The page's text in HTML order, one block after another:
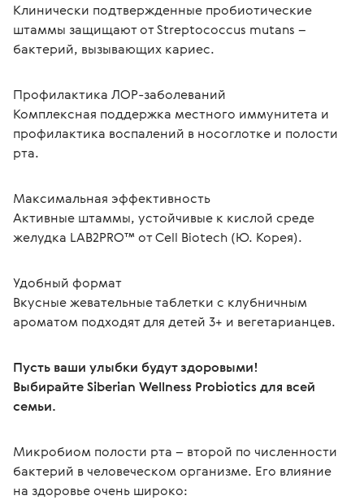
Клинически подтвержденные пробиотические
штаммы защищают от Streptococcus mutans –
бактерий, вызывающих кариес.
Профилактика ЛОР-заболеваний
Комплексная поддержка местного иммунитета и
профилактика воспалений в носоглотке и полости
рта.
Максимальная эффективность
Активные штаммы, устойчивые к кислой среде
желудка LAB2PRO™ от Cell Biotech (Ю. Корея).
Удобный формат
Вкусные жевательные таблетки с клубничным
ароматом подходят для детей 3+ и вегетарианцев.
Пусть ваши улыбки будут здоровыми!
Выбирайте Siberian Wellness Probiotics для всей
семьи.
Микробиом полости рта – второй по численности
бактерий в человеческом организме. Его влияние
на здоровье очень широко: